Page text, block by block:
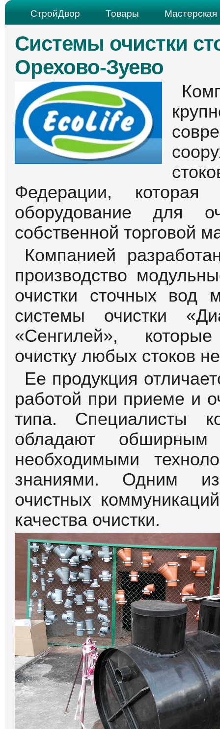
СтройДвор Товары Мастерская
Системы очистки
Орехово-Зуево
Федерации, которая
оборудование для
собственной торговой
Компанией
производство
очистки сточных вод
системы очистки
«Сенгилей»,
очистку любых стоков
Ее продукция
работой при приеме и
типа. Специалисты
обладают
необходимыми
знаниями. Одним
очистных
качества очистки.